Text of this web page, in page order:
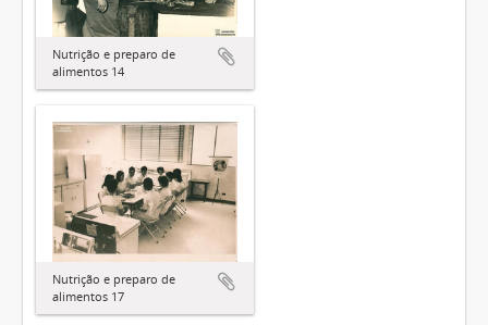
Nutrição e preparo de
alimentos 14
Nutrição e preparo de
alimentos 17